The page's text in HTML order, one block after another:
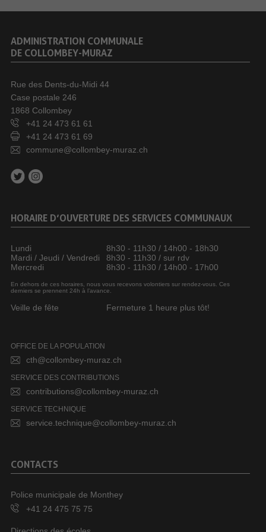
ADMINISTRATION COMMUNALE
DE COLLOMBEY-MURAZ
Rue des Dents-du-Midi 44
Case postale 246
1868 Collombey
+41 24 473 61 61
+41 24 473 61 69
commune@collombey-muraz.ch
HORAIRE D’OUVERTURE DES SERVICES COMMUNAUX
Lundi
8h30 - 11h30 / 14h00 - 18h30
Mardi / Jeudi / Vendredi
8h30 - 11h30 / sur rdv
Mercredi
8h30 - 11h30 / 14h00 - 17h00
En dehors de ces horaires, nous vous recevons volontiers sur rendez-vous. Ces
derniers se prennent 24h à l’avance.
Veille de fête Fermeture 1 heure plus tôt!
OFFICE DE LA POPULATION
cth@collombey-muraz.ch
SERVICE DES CONTRIBUTIONS
contributions@collombey-muraz.ch
SERVICE TECHNIQUE
service.technique@collombey-muraz.ch
CONTACTS
Police municipale de Monthey
+41 24 475 75 75